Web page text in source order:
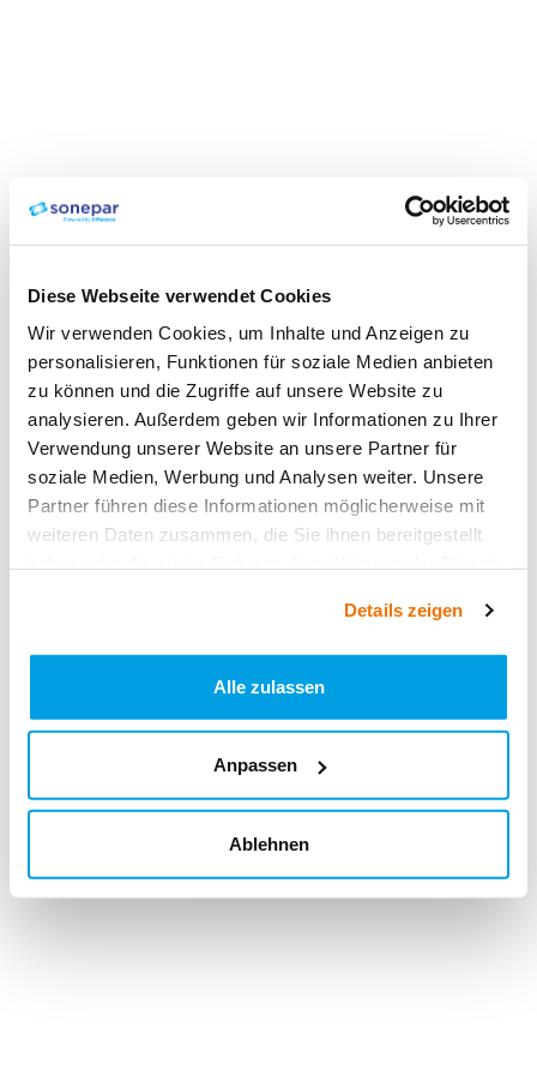
Diese Webseite verwendet Cookies
Wir verwenden Cookies, um Inhalte und Anzeigen zu
personalisieren, Funktionen für soziale Medien anbieten
zu können und die Zugriffe auf unsere Website zu
analysieren. Außerdem geben wir Informationen zu Ihrer
Verwendung unserer Website an unsere Partner für
soziale Medien, Werbung und Analysen weiter. Unsere
Partner führen diese Informationen möglicherweise mit
weiteren Daten zusammen, die Sie ihnen bereitgestellt
Details zeigen
Alle zulassen
Anpassen
Ablehnen